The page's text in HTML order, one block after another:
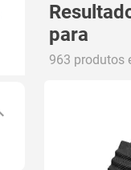
para
963 produtos